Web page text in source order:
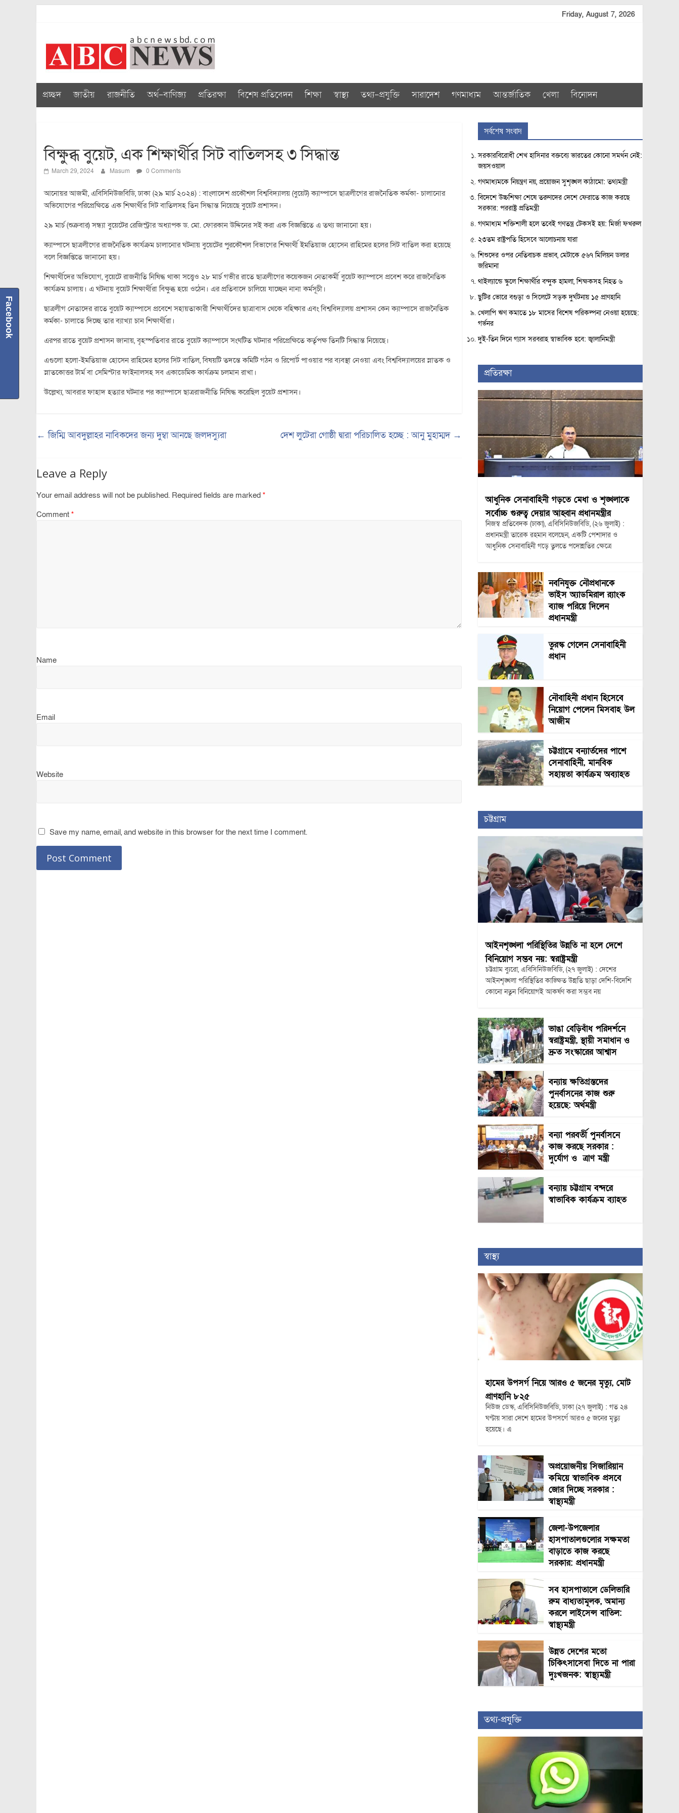
Friday, August 7, 2026
abcnewsbd
প্রচ্ছদ জাতীয় রাজনীতি অর্থ-বাণিজ্য প্রতিরক্ষা বিশেষ প্রতিবেদন শিক্ষা স্বাস্থ্য তথ্য-প্রযুক্তি সারাদেশ গণমাধ্যম আন্তর্জাতিক খেলা বিনোদন
বিক্ষুব্ধ বুয়েট, এক শিক্ষার্থীর সিট বাতিলসহ ৩ সিদ্ধান্ত
March 29, 2024 Masum 0 Comments
আনোয়র আজমী, এবিসিনিউজবিডি, ঢাকা (২৯ মার্চ ২০২৪) : বাংলাদেশ প্রকৌশল বিশ্ববিদ্যালয় (বুয়েট) ক্যাম্পাসে ছাত্রলীগের রাজনৈতিক কর্মকা- চালানোর
অভিযোগের পরিপ্রেক্ষিতে এক শিক্ষার্থীর সিট বাতিলসহ তিন সিদ্ধান্ত নিয়েছে বুয়েট প্রশাসন।
২৯ মার্চ (শুক্রবার) সন্ধ্যা বুয়েটের রেজিস্ট্রার অধ্যাপক ড. মো. ফোরকান উদ্দিনের সই করা এক বিজ্ঞপ্তিতে এ তথ্য জানানো হয়।
ক্যাম্পাসে ছাত্রলীগের রাজনৈতিক কার্যক্রম চালানোর ঘটনায় বুয়েটের পুরকৌশল বিভাগের শিক্ষার্থী ইমতিয়াজ হোসেন রাহিমের হলের সিট বাতিল করা হয়েছে
বলে বিজ্ঞপ্তিতে জানানো হয়।
শিক্ষার্থীদের অভিযোগ, বুয়েটে রাজনীতি নিষিদ্ধ থাকা সত্ত্বেও ২৮ মার্চ গভীর রাতে ছাত্রলীগের কয়েকজন নেতাকর্মী বুয়েট ক্যাম্পাসে প্রবেশ করে রাজনৈতিক
কার্যক্রম চালায়। এ ঘটনায় বুয়েট শিক্ষার্থীরা বিক্ষুব্ধ হয়ে ওঠেন। এর প্রতিবাদে চালিয়ে যাচ্ছেন নানা কর্মসূচী।
ছাত্রলীগ নেতাদের রাতে বুয়েট ক্যাম্পাসে প্রবেশে সহায়তাকারী শিক্ষার্থীদের ছাত্রাবাস থেকে বহিষ্কার এবং বিশ্ববিদ্যালয় প্রশাসন কেন ক্যাম্পাসে রাজনৈতিক
কর্মকা- চালাতে দিচ্ছে তার ব্যাখ্যা চান শিক্ষার্থীরা।
এরপর রাতে বুয়েট প্রশাসন জানায়, বৃহস্পতিবার রাতে বুয়েট ক্যাম্পাসে সংঘটিত ঘটনার পরিপ্রেক্ষিতে কর্তৃপক্ষ তিনটি সিদ্ধান্ত নিয়েছে।
এগুলো হলো-ইমতিয়াজ হোসেন রাহিমের হলের সিট বাতিল, বিষয়টি তদন্তে কমিটি গঠন ও রিপোর্ট পাওয়ার পর ব্যবস্থা নেওয়া এবং বিশ্ববিদ্যালয়ের স্নাতক ও
স্নাতকোত্তর টার্ম বা সেমিস্টার ফাইনালসহ সব একাডেমিক কার্যক্রম চলমান রাখা।
উল্লেখ্য, আবরার ফাহাদ হত্যার ঘটনার পর ক্যাম্পাসে ছাত্ররাজনীতি নিষিদ্ধ করেছিল বুয়েট প্রশাসন।
← জিম্মি আবদুল্লাহর নাবিকদের জন্য দুম্বা আনছে জলদস্যুরা দেশ লুটেরা গোষ্ঠী দ্বারা পরিচালিত হচ্ছে : আনু মুহাম্মদ →
Leave a Reply
Your email address will not be published. Required fields are marked *
Comment *
Name
Email
Website
Save my name, email, and website in this browser for the next time I comment.
সর্বশেষ সংবাদ
সরকারবিরোধী শেখ হাসিনার বক্তব্যে ভারতের কোনো সমর্থন নেই:
জয়সওয়াল
গণমাধ্যমকে নিয়ন্ত্রণ নয়, প্রয়োজন সুশৃঙ্খল কাঠামো: তথ্যমন্ত্রী
বিদেশে উচ্চশিক্ষা শেষে তরুণদের দেশে ফেরাতে কাজ করছে
সরকার: পররাষ্ট্র প্রতিমন্ত্রী
গণমাধ্যম শক্তিশালী হলে তবেই গণতন্ত্র টেকসই হয়: মির্জা ফখরুল
২৩তম রাষ্ট্রপতি হিসেবে আলোচনায় যারা
শিশুদের ওপর নেতিবাচক প্রভাব, মেটাকে ৫৬৭ মিলিয়ন ডলার
জরিমানা
থাইল্যান্ডে স্কুলে শিক্ষার্থীর বন্দুক হামলা, শিক্ষকসহ নিহত ৬
ছুটির ভোরে বগুড়া ও সিলেটে সড়ক দুর্ঘটনায় ১৫ প্রাণহানি
খেলাপি ঋণ কমাতে ১৮ মাসের বিশেষ পরিকল্পনা নেওয়া হয়েছে:
গর্ভনর
দুই-তিন দিনে গ্যাস সরবরাহ স্বাভাবিক হবে: জ্বালানিমন্ত্রী
প্রতিরক্ষা
আধুনিক সেনাবাহিনী গড়তে মেধা ও শৃঙ্খলাকে
সর্বোচ্চ গুরুত্ব দেয়ার আহ্বান প্রধানমন্ত্রীর
নিজস্ব প্রতিবেদক (ঢাকা), এবিসিনিউজবিডি, (২৬ জুলাই) :
প্রধানমন্ত্রী তারেক রহমান বলেছেন, একটি পেশাদার ও
আধুনিক সেনাবাহিনী গড়ে তুলতে পদোন্নতির ক্ষেত্রে
নবনিযুক্ত নৌপ্রধানকে
ভাইস অ্যাডমিরাল র‍্যাংক
ব্যাজ পরিয়ে দিলেন
প্রধানমন্ত্রী
তুরস্ক গেলেন সেনাবাহিনী
প্রধান
নৌবাহিনী প্রধান হিসেবে
নিয়োগ পেলেন মিসবাহ উল
আজীম
চট্টগ্রামে বন্যার্তদের পাশে
সেনাবাহিনী, মানবিক
সহায়তা কার্যক্রম অব্যাহত
চট্টগ্রাম
আইনশৃঙ্খলা পরিস্থিতির উন্নতি না হলে দেশে
বিনিয়োগ সম্ভব নয়: স্বরাষ্ট্রমন্ত্রী
চট্টগ্রাম ব্যুরো, এবিসিনিউজবিডি, (২৭ জুলাই) : দেশের
আইনশৃঙ্খলা পরিস্থিতির কাঙ্ক্ষিত উন্নতি ছাড়া দেশি-বিদেশি
কোনো নতুন বিনিয়োগই আকর্ষণ করা সম্ভব নয়
ভাঙা বেড়িবাঁধ পরিদর্শনে
স্বরাষ্ট্রমন্ত্রী, স্থায়ী সমাধান ও
দ্রুত সংস্কারের আশ্বাস
বন্যায় ক্ষতিগ্রস্তদের
পুনর্বাসনের কাজ শুরু
হয়েছে: অর্থমন্ত্রী
বন্যা পরবর্তী পুনর্বাসনে
কাজ করছে সরকার :
দুর্যোগ ও ত্রাণ মন্ত্রী
বন্যায় চট্টগ্রাম বন্দরে
স্বাভাবিক কার্যক্রম ব্যাহত
স্বাস্থ্য
হামের উপসর্গ নিয়ে আরও ৫ জনের মৃত্যু, মোট
প্রাণহানি ৮২৫
নিউজ ডেস্ক, এবিসিনিউজবিডি, ঢাকা (২৭ জুলাই) : গত ২৪
ঘণ্টায় সারা দেশে হামের উপসর্গে আরও ৫ জনের মৃত্যু
হয়েছে। এ
অপ্রয়োজনীয় সিজারিয়ান
কমিয়ে স্বাভাবিক প্রসবে
জোর দিচ্ছে সরকার :
স্বাস্থ্যমন্ত্রী
জেলা-উপজেলার
হাসপাতালগুলোর সক্ষমতা
বাড়াতে কাজ করছে
সরকার: প্রধানমন্ত্রী
সব হাসপাতালে ডেলিভারি
রুম বাধ্যতামূলক, অমান্য
করলে লাইসেন্স বাতিল:
স্বাস্থ্যমন্ত্রী
উন্নত দেশের মতো
চিকিৎসাসেবা দিতে না পারা
দুঃখজনক: স্বাস্থ্যমন্ত্রী
তথ্য-প্রযুক্তি
Facebook